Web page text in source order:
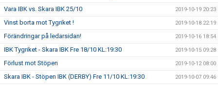
Vara IBK vs. Skara IBK 25/10 2019-10-19 20:23
Vinst borta mot Tygriket ! 2019-10-18 22:19
Förändringar på ledarsidan! 2019-10-16 18:54
IBK Tygriket - Skara IBK Fre 18/10 KL:19:30 2019-10-15 09:28
Förlust mot Stöpen 2019-10-12 08:00
Skara IBK - Stöpen IBK (DERBY) Fre 11/10 KL:19:30 2019-10-07 09:46